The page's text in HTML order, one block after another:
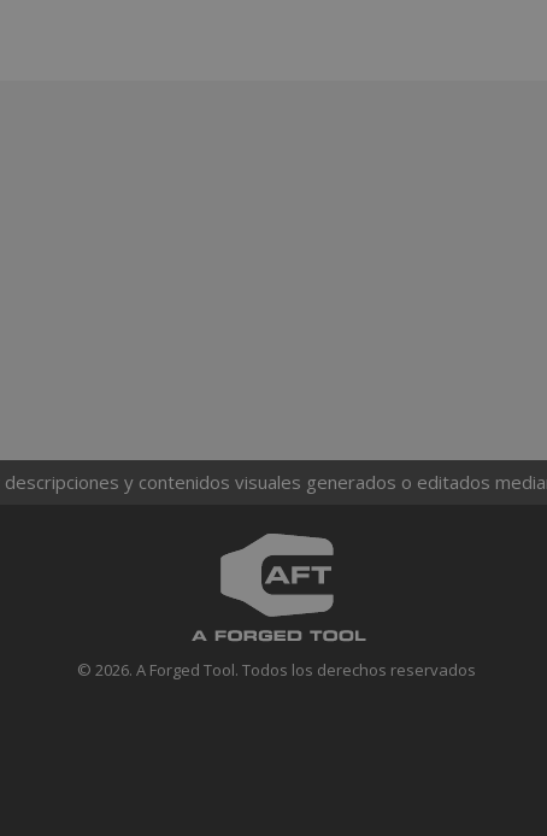
y contenidos visuales generados o editados
© 2026. A Forged Tool. Todos los derechos reservados